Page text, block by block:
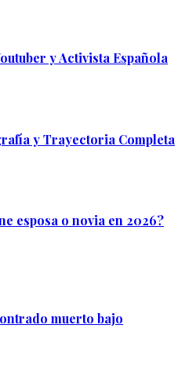
y Activista Española
y Trayectoria Completa
esposa o novia en 2026?
muerto bajo